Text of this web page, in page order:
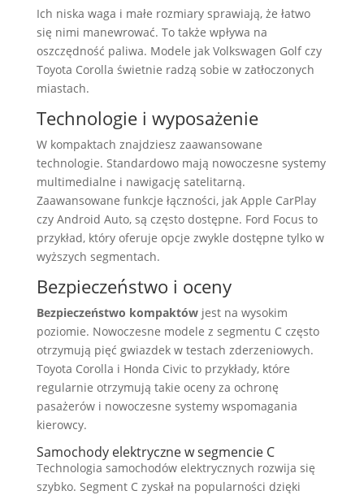
Ich niska waga i małe rozmiary sprawiają, że łatwo
się nimi manewrować. To także wpływa na
oszczędność paliwa. Modele jak Volkswagen Golf czy
Toyota Corolla świetnie radzą sobie w zatłoczonych
miastach.
Technologie i wyposażenie
W kompaktach znajdziesz zaawansowane
technologie. Standardowo mają nowoczesne systemy
multimedialne i nawigację satelitarną.
Zaawansowane funkcje łączności, jak Apple CarPlay
czy Android Auto, są często dostępne. Ford Focus to
przykład, który oferuje opcje zwykle dostępne tylko w
wyższych segmentach.
Bezpieczeństwo i oceny
Bezpieczeństwo kompaktówjest na wysokim
poziomie. Nowoczesne modele z segmentu C często
otrzymują pięć gwiazdek w testach zderzeniowych.
Toyota Corolla i Honda Civic to przykłady, które
regularnie otrzymują takie oceny za ochronę
pasażerów i nowoczesne systemy wspomagania
kierowcy.
Samochody elektryczne w segmencie C
Technologia samochodów elektrycznych rozwija się
szybko. Segment C zyskał na popularności dzięki